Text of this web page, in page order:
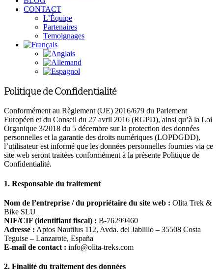
CONTACT
L’Équipe
Partenaires
Temoignages
Politique de Confidentialité
Conformément au Règlement (UE) 2016/679 du Parlement
Européen et du Conseil du 27 avril 2016 (RGPD), ainsi qu’à la Loi
Organique 3/2018 du 5 décembre sur la protection des données
personnelles et la garantie des droits numériques (LOPDGDD),
l’utilisateur est informé que les données personnelles fournies via ce
site web seront traitées conformément à la présente Politique de
Confidentialité.
1. Responsable du traitement
Nom de l’entreprise / du propriétaire du site web : Olita Trek &
Bike SLU
NIF/CIF (identifiant fiscal) : B-76299460
Adresse : Aptos Nautilus 112, Avda. del Jablillo – 35508 Costa
Teguise – Lanzarote, España
E-mail de contact : info@olita-treks.com
2. Finalité du traitement des données